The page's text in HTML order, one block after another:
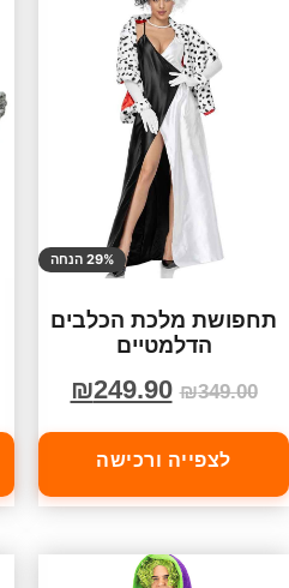
29% הנחה
תחפושת מלכת הכלבים
הדלמטיים
₪349.00
₪249.90
לצפייה ורכישה